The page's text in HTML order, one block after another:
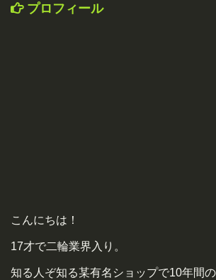
プロフィール
こんにちは！
17才で二輪業界入り。
知る人ぞ知る某有名ショップで10年間